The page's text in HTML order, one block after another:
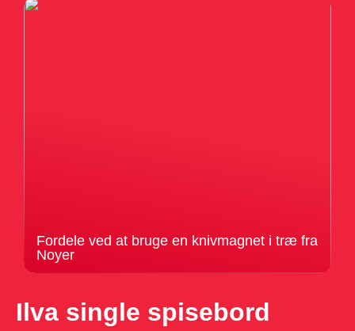
Fordele ved at bruge en knivmagnet i træ fra
Noyer
Ilva single spisebord